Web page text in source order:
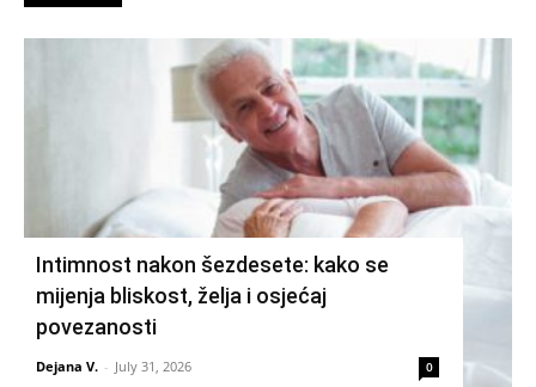
Intimnost nakon šezdesete: kako se
mijenja bliskost, želja i osjećaj
povezanosti
Dejana V. - July 31, 2026 0